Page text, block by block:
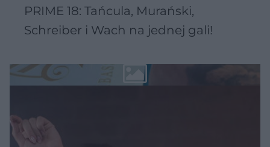
PRIME 18: Tańcula, Murański,
Schreiber i Wach na jednej gali!